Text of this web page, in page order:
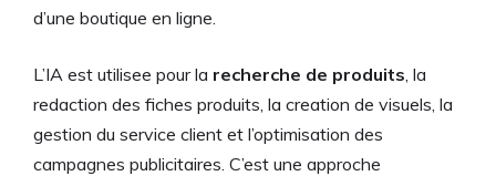
d’une boutique en ligne.
L’IA est utilisee pour la recherche de produits , la
redaction des fiches produits, la creation de visuels, la
gestion du service client et l’optimisation des
campagnes publicitaires. C’est une approche